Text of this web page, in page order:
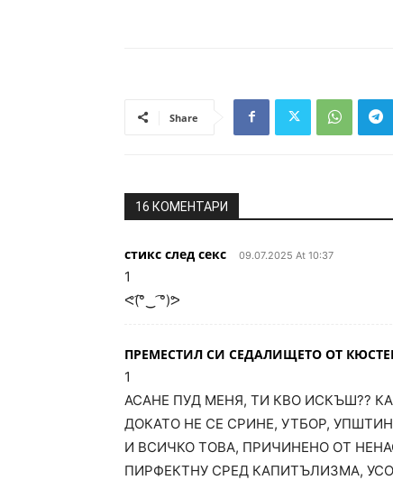
Share
16 КОМЕНТАРИ
стикс след секс 09.07.2025 At 10:37
1
ᕙ⁠(͡⁠°⁠‿⁠ ͡⁠°⁠)⁠ᕗ
ПРЕМЕСТИЛ СИ СЕДАЛИЩЕТО ОТ
1
АСАНЕ ПУД МЕНЯ, ТИ КВО ИСКЪШ??
ДОКАТО НЕ СЕ СРИНЕ, УТБОР,
И ВСИЧКО ТОВА, ПРИЧИНЕНО ОТ
ПИРФЕКТНУ СРЕД КАПИТЪЛИЗМА,